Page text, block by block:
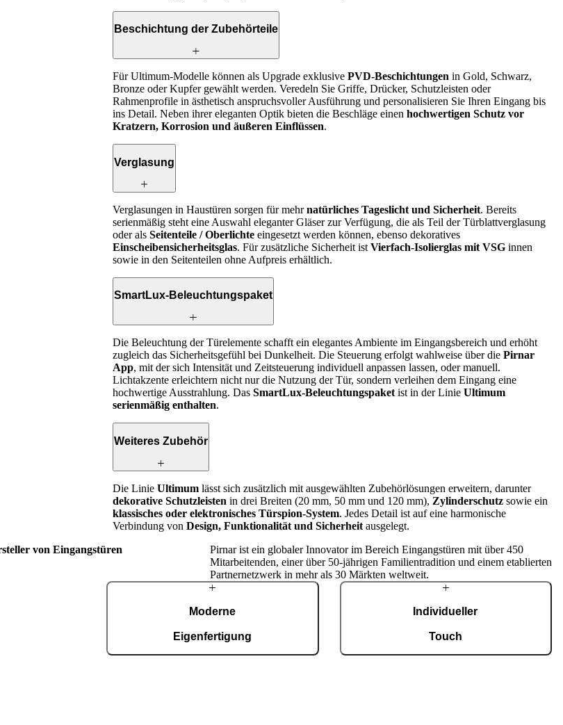
Beschichtung der Zubehörteile
Für Ultimum-Modelle können als Upgrade exklusive PVD-Beschichtungen in Gold, Schwarz,
Bronze oder Kupfer gewählt werden. Veredeln Sie Griffe, Drücker, Schutzleisten oder
Rahmenprofile in ästhetisch anspruchsvoller Ausführung und personalisieren Sie Ihren Eingang bis
ins Detail. Neben ihrer eleganten Optik bieten die Beschläge einen hochwertigen Schutz vor
Kratzern, Korrosion und äußeren Einflüssen.
Verglasung
Verglasungen in Haustüren sorgen für mehrnatürliches Tageslicht und Sicherheit. Bereits
serienmäßig steht eine Auswahl eleganter Gläser zur Verfügung, die als Teil der Türblattverglasung
oder als Seitenteile / Oberlichte eingesetzt werden können, ebenso dekoratives
Einscheibensicherheitsglas. Für zusätzliche Sicherheit ist Vierfach-Isolierglas mit VSG innen
sowie in den Seitenteilen ohne Aufpreis erhältlich.
SmartLux-Beleuchtungspaket
Die Beleuchtung der Türelemente schafft ein elegantes Ambiente im Eingangsbereich und erhöht
zugleich das Sicherheitsgefühl bei Dunkelheit. Die Steuerung erfolgt wahlweise über die Pirnar
App, mit der sich Intensität und Zeitsteuerung individuell anpassen lassen, oder manuell.
Lichtakzente erleichtern nicht nur die Nutzung der Tür, sondern verleihen dem Eingang eine
hochwertige Ausstrahlung. Das SmartLux-Beleuchtungspaket ist in der Linie Ultimum
serienmäßig enthalten.
Weiteres Zubehör
Die Linie Ultimum lässt sich zusätzlich mit ausgewählten Zubehörlösungen erweitern, darunter
dekorative Schutzleisten in drei Breiten (20 mm, 50 mm und 120 mm), Zylinderschutz sowie ein
klassisches oder elektronisches Türspion-System. Jedes Detail ist auf eine harmonische
Verbindung von Design, Funktionalität und Sicherheit ausgelegt.
von Eingangstüren
Pirnar ist ein globaler Innovator im Bereich Eingangstüren mit über 450
Mitarbeitenden, einer über 50-jährigen Familientradition und einem etablierten
Partnernetzwerk in mehr als 30 Märkten weltweit.
Moderne
Eigenfertigung
Individueller
Touch